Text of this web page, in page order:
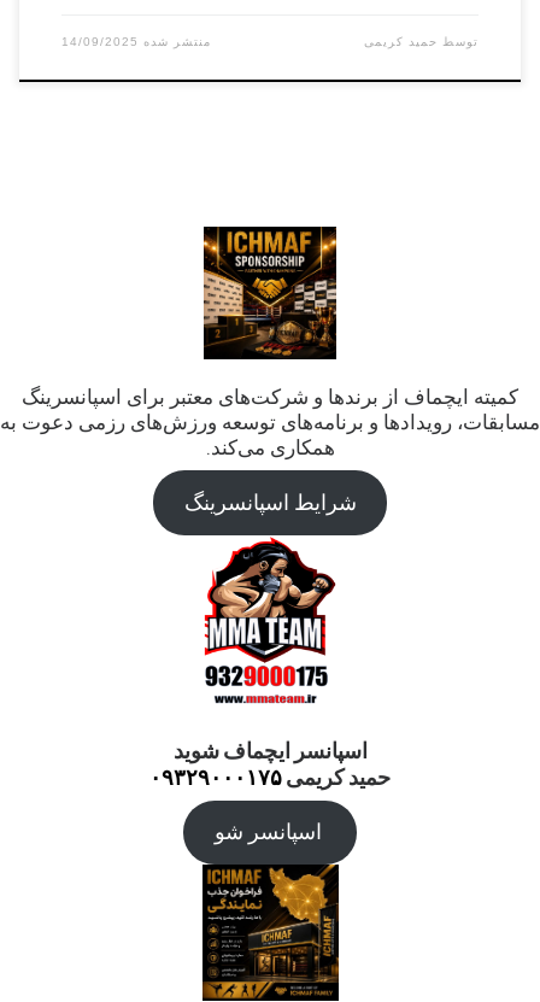
توسط حمید کریمی 14/09/2025
کمیته ایچماف از برندها و شرکت‌های معتبر برای اسپانسرینگ
مسابقات، رویدادها و برنامه‌های توسعه ورزش‌های رزمی دعوت به
همکاری می‌کند.
شرایط اسپانسرینگ
اسپانسر ایچماف شوید
حمید کریمی۰۹۳۲۹۰۰۰۱۷۵
اسپانسر شو